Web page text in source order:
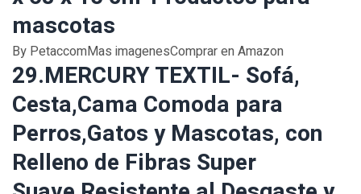
mascotas
By PetaccomMas imagenesComprar en Amazon
29.MERCURY TEXTIL- Sofá,
Cesta,Cama Comoda para
Perros,Gatos y Mascotas, con
Relleno de Fibras Super